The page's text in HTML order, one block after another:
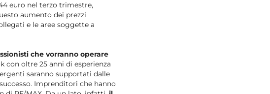
euro nel terzo trimestre,
aumento dei prezzi
e le aree soggette a
che vorranno operare
con oltre 25 anni di esperienza
saranno supportati dalle
Imprenditori che hanno